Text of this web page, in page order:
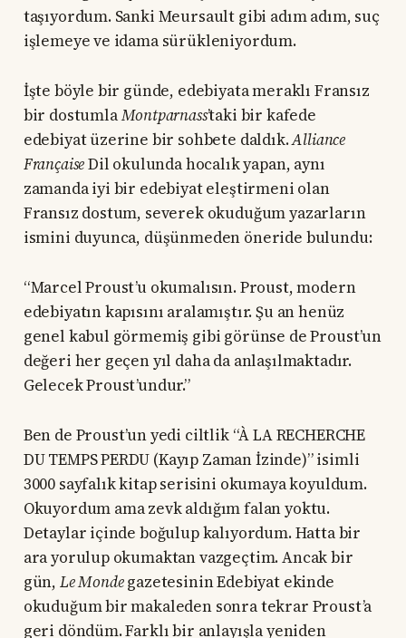
taşıyordum. Sanki Meursault gibi adım adım, suç
işlemeye ve idama sürükleniyordum.
İşte böyle bir günde, edebiyata meraklı Fransız
bir dostumlaMontparnass’taki bir kafede
edebiyat üzerine bir sohbete daldık.Alliance
FrançaiseDil okulunda hocalık yapan, aynı
zamanda iyi bir edebiyat eleştirmeni olan
Fransız dostum, severek okuduğum yazarların
ismini duyunca, düşünmeden öneride bulundu:
“Marcel Proust’u okumalısın. Proust, modern
edebiyatın kapısını aralamıştır. Şu an henüz
genel kabul görmemiş gibi görünse de Proust’un
değeri her geçen yıl daha da anlaşılmaktadır.
Gelecek Proust’undur.”
Ben de Proust’un yedi ciltlik “À LA RECHERCHE
DU TEMPS PERDU (Kayıp Zaman İzinde)” isimli
3000 sayfalık kitap serisini okumaya koyuldum.
Okuyordum ama zevk aldığım falan yoktu.
Detaylar içinde boğulup kalıyordum. Hatta bir
ara yorulup okumaktan vazgeçtim. Ancak bir
gün, Le Mondegazetesinin Edebiyat ekinde
okuduğum bir makaleden sonra tekrar Proust’a
geri döndüm. Farklı bir anlayışla yeniden